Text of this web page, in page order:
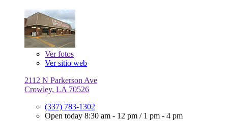
Verfotos
Ver sitio web
2112 N Parkerson Ave
Crowley, LA 70526
(337) 783-1302
Open today 8:30 am - 12 pm / 1 pm - 4 pm